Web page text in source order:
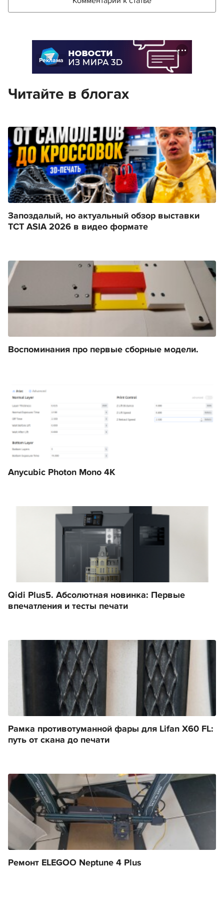
Реклама
Читайте в блогах
Запоздалый, но актуальный обзор выставки
TCT ASIA 2026 в видео формате
Воспоминания про первые сборные модели.
Anycubic Photon Mono 4K
Qidi Plus5. Абсолютная новинка: Первые
впечатления и тесты печати
Рамка противотуманной фары для Lifan X60 FL:
путь от скана до печати
Ремонт ELEGOO Neptune 4 Plus